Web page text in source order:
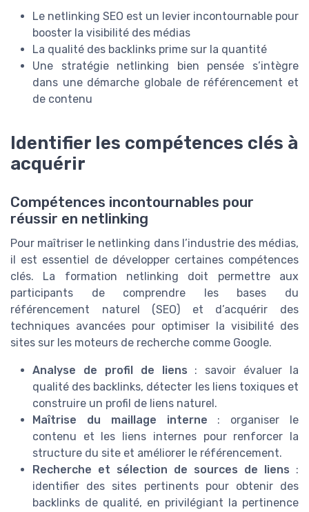
Le netlinking SEO est un levier incontournable pour
booster la visibilité des médias
La qualité des backlinks prime sur la quantité
Une stratégie netlinking bien pensée s’intègre
dans une démarche globale de référencement et
de contenu
Identifier les compétences clés à
acquérir
Compétences incontournables pour
réussir en netlinking
Pour maîtriser le netlinking dans l’industrie des médias,
il est essentiel de développer certaines compétences
clés. La formation netlinking doit permettre aux
participants de comprendre les bases du
référencement naturel (SEO) et d’acquérir des
techniques avancées pour optimiser la visibilité des
sites sur les moteurs de recherche comme Google.
Analyse de profil de liens : savoir évaluer la
qualité des backlinks, détecter les liens toxiques et
construire un profil de liens naturel.
Maîtrise du maillage interne : organiser le
contenu et les liens internes pour renforcer la
structure du site et améliorer le référencement.
Recherche et sélection de sources de liens :
identifier des sites pertinents pour obtenir des
backlinks de qualité, en privilégiant la pertinence